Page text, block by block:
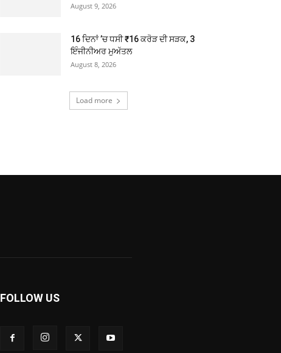
August 9, 2026
16 ਦਿਨਾਂ ’ਚ ਧਸੀ ₹16 ਕਰੋੜ ਦੀ ਸੜਕ, 3
ਇੰਜੀਨੀਅਰ ਮੁਅੱਤਲ
August 8, 2026
Load more
FOLLOW US